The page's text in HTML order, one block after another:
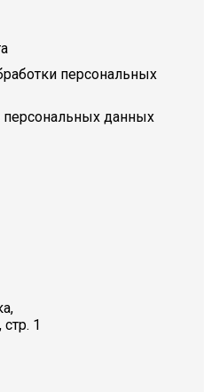
персональных
данных
1